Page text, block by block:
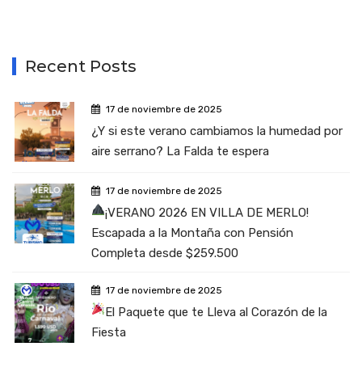
Recent Posts
17 de noviembre de 2025
¿Y si este verano cambiamos la humedad por
aire serrano? La Falda te espera
17 de noviembre de 2025
¡VERANO 2026 EN VILLA DE MERLO!
Escapada a la Montaña con Pensión
Completa desde $259.500
17 de noviembre de 2025
El Paquete que te Lleva al Corazón de la
Fiesta